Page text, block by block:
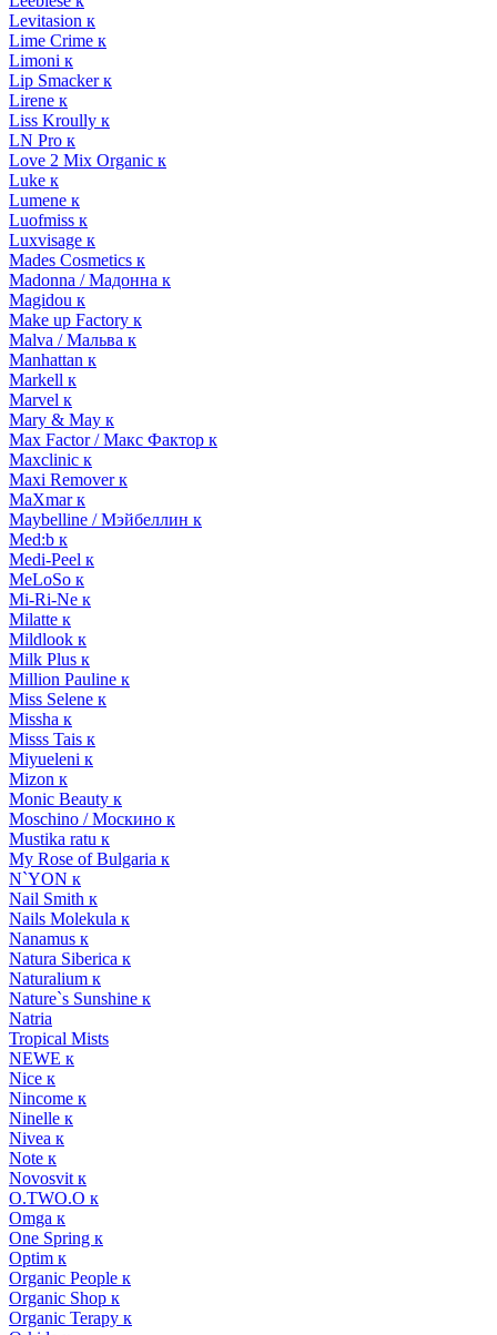
Levitasion к
Lime Crime к
Limoni к
Lip Smacker к
Lirene к
Liss Kroully к
LN Pro к
Love 2 Mix Organic к
Luke к
Lumene к
Luofmiss к
Luxvisage к
Mades Cosmetics к
Madonna / Мадонна к
Magidou к
Make up Factory к
Malva / Мальва к
Manhattan к
Markell к
Marvel к
Mary & May к
Max Factor / Макс Фактор к
Maxclinic к
Maxi Remover к
MaXmar к
Maybelline / Мэйбеллин к
Med:b к
Medi-Peel к
MeLoSo к
Mi-Ri-Ne к
Milatte к
Mildlook к
Milk Plus к
Million Pauline к
Miss Selene к
Missha к
Misss Tais к
Miyueleni к
Mizon к
Monic Beauty к
Moschino / Москино к
Mustika ratu к
My Rose of Bulgaria к
N`YON к
Nail Smith к
Nails Molekula к
Nanamus к
Natura Siberica к
Naturalium к
Nature`s Sunshine к
Natria
Tropical Mists
NEWE к
Nice к
Nincome к
Ninelle к
Nivea к
Note к
Novosvit к
O.TWO.O к
Omga к
One Spring к
Optim к
Organic People к
Organic Shop к
Organic Terapy к